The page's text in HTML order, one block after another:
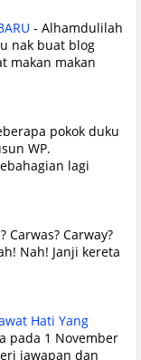
- Alhamdulilah
nak buat blog
makan makan
pokok duku
WP.
lagi
Carwas? Carway?
Nah! Janji kereta
Hati Yang
pada 1 November
jawapan dan